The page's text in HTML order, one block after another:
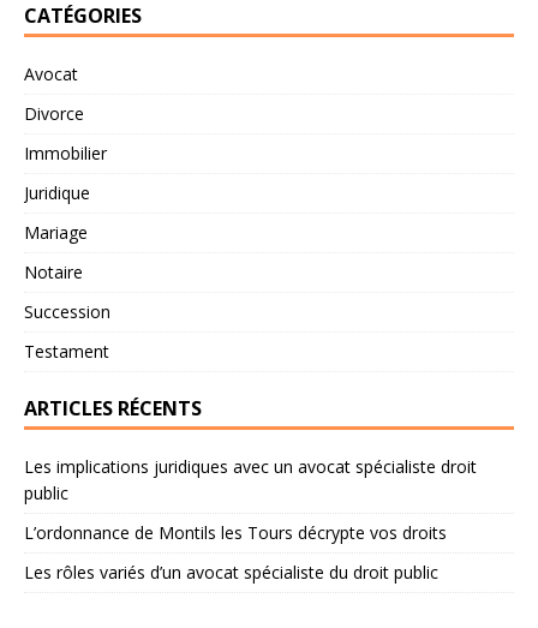
CATÉGORIES
Avocat
Divorce
Immobilier
Juridique
Mariage
Notaire
Succession
Testament
ARTICLES RÉCENTS
Les implications juridiques avec un avocat spécialiste droit
public
L’ordonnance de Montils les Tours décrypte vos droits
Les rôles variés d’un avocat spécialiste du droit public